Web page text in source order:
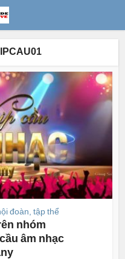
đoàn, tập thể
nhóm
âm nhạc